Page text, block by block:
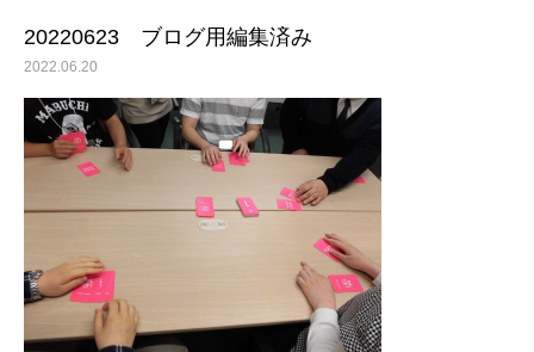
20220623 ブログ用編集済み
2022.06.20